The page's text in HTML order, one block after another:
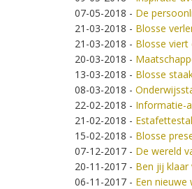
07-05-2018 - De
21-03-2018 - Blosse
21-03-2018 - Blosse viert
20-03-2018 -
13-03-2018 - Blosse
08-03-2018 -
22-02-2018 - Informatie-
21-02-2018 -
15-02-2018 - Blosse
07-12-2017 - De wereld
20-11-2017 - Ben jij klaar
06-11-2017 - Een